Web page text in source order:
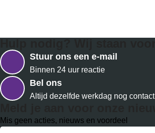
Stuur ons een e-mail
Binnen 24 uur reactie
Bel ons
Altijd dezelfde werkdag nog contact
Mis geen acties, nieuws en voordeel